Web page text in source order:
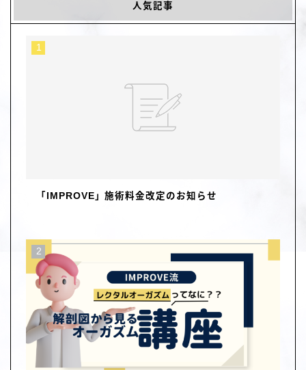
人気記事
「IMPROVE」施術料金改定のお知らせ